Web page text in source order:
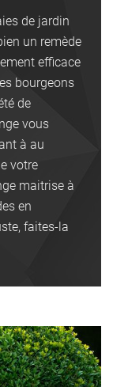
de jardin
un remède
efficace
bourgeons
de
vous
à au
votre
maitrise à
en
faites-la